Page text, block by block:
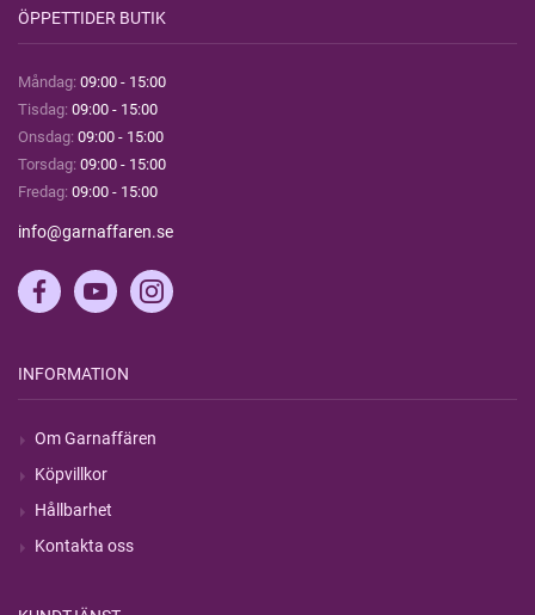
ÖPPETTIDER BUTIK
Måndag: 09:00 - 15:00
Tisdag: 09:00 - 15:00
Onsdag: 09:00 - 15:00
Torsdag: 09:00 - 15:00
Fredag: 09:00 - 15:00
info@garnaffaren.se
INFORMATION
Om Garnaffären
Köpvillkor
Hållbarhet
Kontakta oss